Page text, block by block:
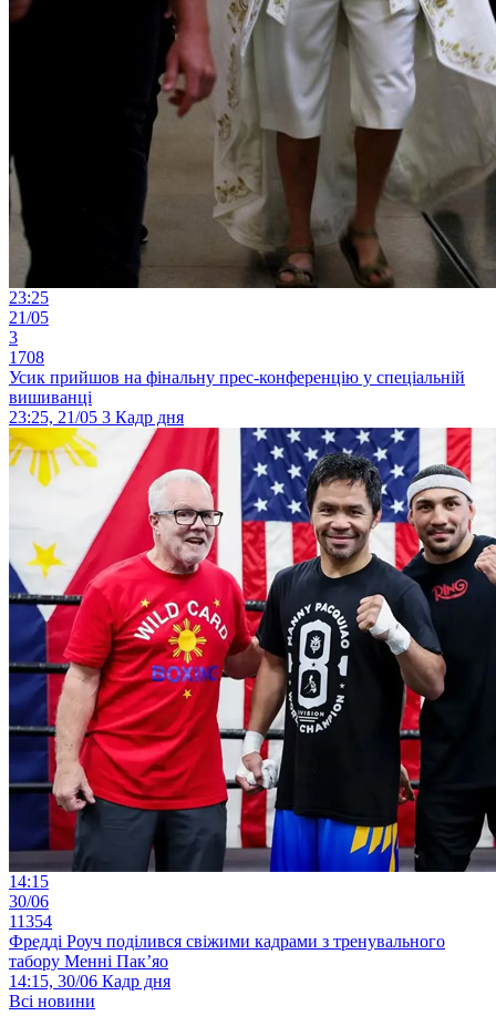
23:25
21/05
3
1708
Усик прийшов на фінальну прес-конференцію у спеціальній
вишиванці
23:25, 21/05 3 Кадр дня
14:15
30/06
11354
Фредді Роуч поділився свіжими кадрами з тренувального
табору Менні Пак’яо
14:15, 30/06 Кадр дня
Всі новини